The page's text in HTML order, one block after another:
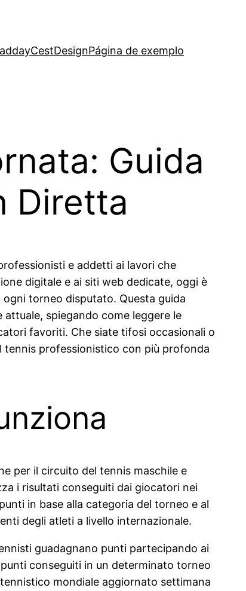
CestDesignPágina de exemplo
Guida
Diretta
e addetti ai lavori che
digitale e ai siti web dedicate, oggi è
ogni torneo disputato. Questa guida
spiegando come leggere le
favoriti. Che siate tifosi occasionali o
tennis professionistico con più profonda
per il circuito del tennis maschile e
i risultati conseguiti dai giocatori nei
in base alla categoria del torneo e al
degli atleti a livello internazionale.
guadagnano punti partecipando ai
conseguiti in un determinato torneo
mondiale aggiornato settimana